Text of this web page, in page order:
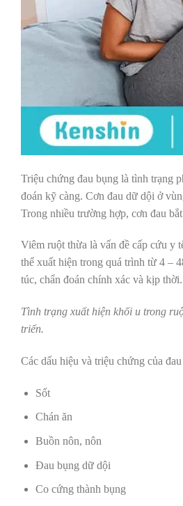
Triệu chứng đau bụng là tình trạng
đoán kỹ càng. Cơn đau dữ dội ở
Trong nhiều trường hợp, cơn đau
Viêm ruột thừa là vấn đề cấp cứu y
thể xuất hiện trong quá trình từ 4 –
túc, chẩn đoán chính xác và kịp thời.
Tình trạng xuất hiện khối u trong
triển.
Các dấu hiệu và triệu chứng của
Sốt
Chán ăn
Buồn nôn, nôn
Đau bụng dữ dội
Co cứng thành bụng